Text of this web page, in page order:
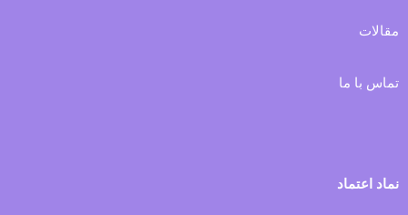
مقالات
تماس با ما
نماد اعتماد